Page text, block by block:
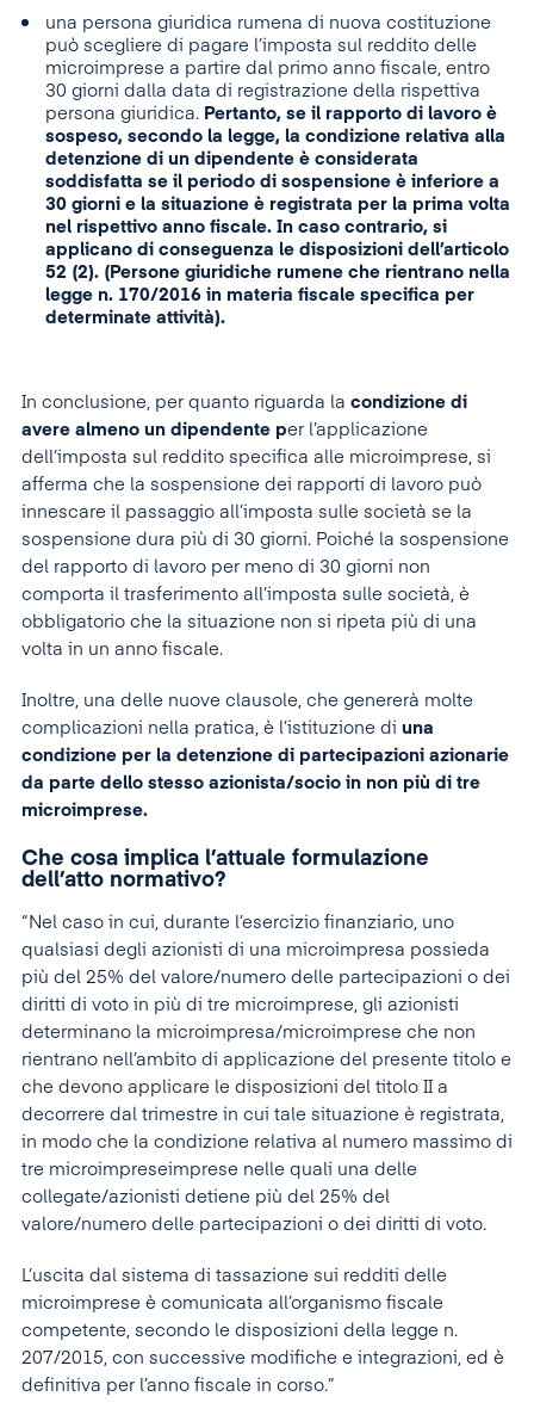
una persona giuridica rumena di nuova costituzione
può scegliere di pagare l’imposta sul reddito delle
microimprese a partire dal primo anno fiscale, entro
30 giorni dalla data di registrazione della rispettiva
persona giuridica. Pertanto, se il rapporto di lavoro è
sospeso, secondo la legge, la condizione relativa alla
detenzione di un dipendente è considerata
soddisfatta se il periodo di sospensione è inferiore a
30 giorni e la situazione è registrata per la prima volta
nel rispettivo anno fiscale. In caso contrario, si
applicano di conseguenza le disposizioni dell’articolo
52 (2). (Persone giuridiche rumene che rientrano nella
legge n. 170/2016 in materia fiscale specifica per
determinate attività).
In conclusione, per quanto riguarda la condizione di
avere almeno un dipendente per l’applicazione
dell’imposta sul reddito specifica alle microimprese, si
afferma che la sospensione dei rapporti di lavoro può
innescare il passaggio all’imposta sulle società se la
sospensione dura più di 30 giorni. Poiché la sospensione
del rapporto di lavoro per meno di 30 giorni non
comporta il trasferimento all’imposta sulle società, è
obbligatorio che la situazione non si ripeta più di una
volta in un anno fiscale.
Inoltre, una delle nuove clausole, che genererà molte
complicazioni nella pratica, è l’istituzione di una
condizione per la detenzione di partecipazioni azionarie
da parte dello stesso azionista/socio in non più di tre
microimprese.
Che cosa implica l’attuale formulazione
dell’atto normativo?
“Nel caso in cui, durante l’esercizio finanziario, uno
qualsiasi degli azionisti di una microimpresa possieda
più del 25% del valore/numero delle partecipazioni o dei
diritti di voto in più di tre microimprese, gli azionisti
determinano la microimpresa/microimprese che non
rientrano nell’ambito di applicazione del presente titolo e
che devono applicare le disposizioni del titolo II a
decorrere dal trimestre in cui tale situazione è registrata,
in modo che la condizione relativa al numero massimo di
tre microimpreseimprese nelle quali una delle
collegate/azionisti detiene più del 25% del
valore/numero delle partecipazioni o dei diritti di voto.
L’uscita dal sistema di tassazione sui redditi delle
microimprese è comunicata all’organismo fiscale
competente, secondo le disposizioni della legge n.
207/2015, con successive modifiche e integrazioni, ed è
definitiva per l’anno fiscale in corso.”